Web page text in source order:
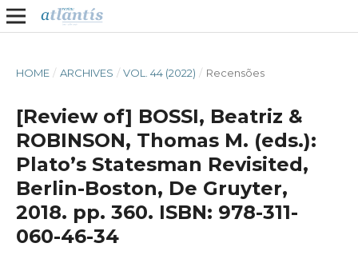
HOME / ARCHIVES / VOL. 44 (2022) / Recensões
[Review of] BOSSI, Beatriz &
ROBINSON, Thomas M. (eds.):
Plato’s Statesman Revisited,
Berlin-Boston, De Gruyter,
2018. pp. 360. ISBN: 978-311-
060-46-34